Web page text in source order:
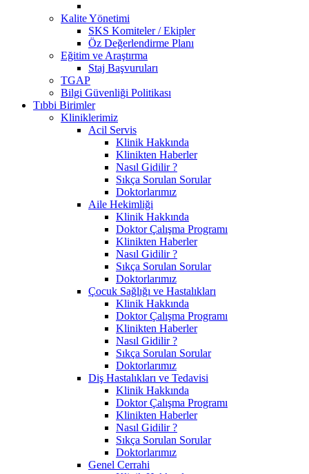
Kalite Yönetimi
SKS Komiteler / Ekipler
Öz Değerlendirme Planı
Eğitim ve Araştırma
Staj Başvuruları
TGAP
Bilgi Güvenliği Politikası
Tıbbi Birimler
Kliniklerimiz
Acil Servis
Klinik Hakkında
Klinikten Haberler
Nasıl Gidilir ?
Sıkça Sorulan Sorular
Doktorlarımız
Aile Hekimliği
Klinik Hakkında
Doktor Çalışma Programı
Klinikten Haberler
Nasıl Gidilir ?
Sıkça Sorulan Sorular
Doktorlarımız
Çocuk Sağlığı ve Hastalıkları
Klinik Hakkında
Doktor Çalışma Programı
Klinikten Haberler
Nasıl Gidilir ?
Sıkça Sorulan Sorular
Doktorlarımız
Diş Hastalıkları ve Tedavisi
Klinik Hakkında
Doktor Çalışma Programı
Klinikten Haberler
Nasıl Gidilir ?
Sıkça Sorulan Sorular
Doktorlarımız
Genel Cerrahi